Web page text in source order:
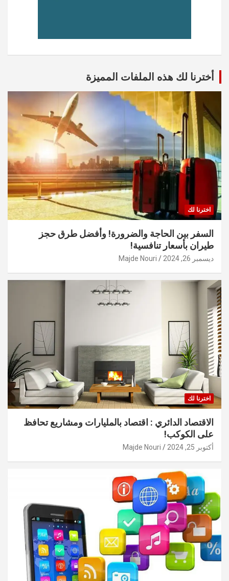
أخترنا لك هذه الملفات المميزة
اخترنا لك
السفر بين الحاجة والضرورة! وأفضل طرق حجز
طيران بأسعار تنافسية!
ديسمبر 26, 2024 Majde Nouri
اخترنا لك
الاقتصاد الدائري : اقتصاد بالمليارات ومشاريع تحافظ
على الكوكب!
أكتوبر 25, 2024 Majde Nouri